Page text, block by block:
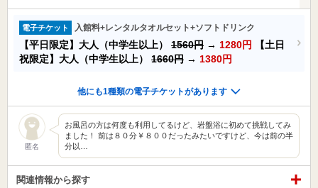
電子チケット 入館料+レンタルタオルセット+ソフトドリンク
【平日限定】大人（中学生以上） 1560円 → 1280円
【土日
祝限定】大人（中学生以上） 1660円 → 1380円
他にも1種類の電子チケットがあります
匿名
お風呂の方は何度も利用してるけど、岩盤浴に初めて挑戦してみ
ました！ 前は８０分￥８００だったみたいですけど、今は前の半
分以…
関連情報から探す